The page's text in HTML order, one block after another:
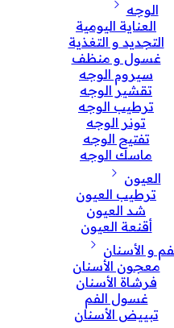
الوجه
العناية اليومية
التجديد و التغذية
غسول و منظف
سيروم الوجه
تقشير الوجه
ترطيب الوجه
تونر الوجه
تفتيح الوجه
ماسك الوجه
العيون
ترطيب العيون
شد العيون
أقنعة العيون
و الأسنان
معجون الأسنان
فرشاة الأسنان
غسول الفم
تبييض الأسنان